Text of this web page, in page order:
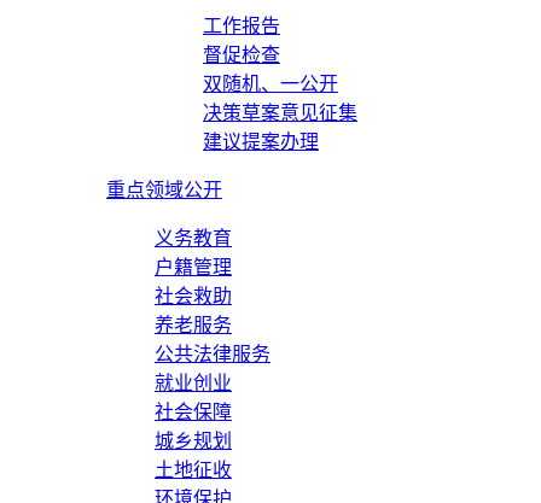
工作报告
督促检查
双随机、一公开
决策草案意见征集
建议提案办理
重点领域公开
义务教育
户籍管理
社会救助
养老服务
公共法律服务
就业创业
社会保障
城乡规划
土地征收
环境保护